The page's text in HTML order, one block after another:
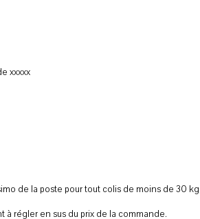
xxxxx
de la poste pour tout colis de moins de 30
à régler en sus du prix de la commande.